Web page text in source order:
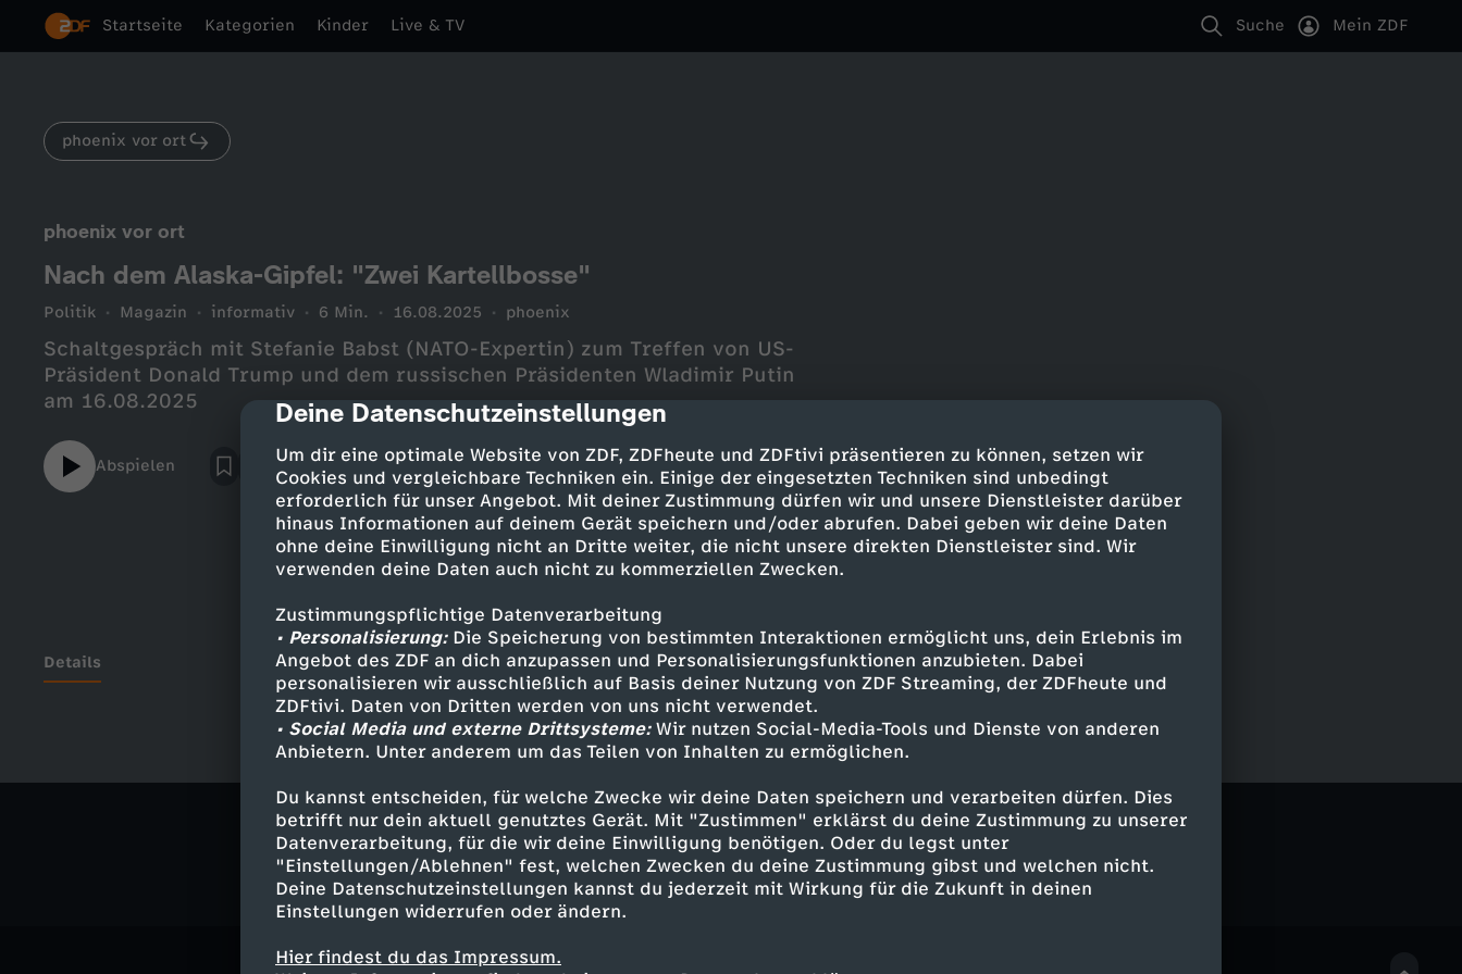
cmp-dialog-description
Deine Datenschutzeinstellungen
Um dir eine optimale Website von ZDF, ZDFheute und ZDFtivi präsentieren zu können, setzen wir
Cookies und vergleichbare Techniken ein. Einige der eingesetzten Techniken sind unbedingt
erforderlich für unser Angebot. Mit deiner Zustimmung dürfen wir und unsere Dienstleister darüber
hinaus Informationen auf deinem Gerät speichern und/oder abrufen. Dabei geben wir deine Daten
ohne deine Einwilligung nicht an Dritte weiter, die nicht unsere direkten Dienstleister sind. Wir
verwenden deine Daten auch nicht zu kommerziellen Zwecken.
Zustimmungspflichtige Datenverarbeitung
• Personalisierung:Die Speicherung von bestimmten Interaktionen ermöglicht uns, dein Erlebnis im
Angebot des ZDF an dich anzupassen und Personalisierungsfunktionen anzubieten. Dabei
personalisieren wir ausschließlich auf Basis deiner Nutzung von ZDF Streaming, der ZDFheute und
ZDFtivi. Daten von Dritten werden von uns nicht verwendet.
• Social Media und externe Drittsysteme:Wir nutzen Social-Media-Tools und Dienste von anderen
Anbietern. Unter anderem um das Teilen von Inhalten zu ermöglichen.
Du kannst entscheiden, für welche Zwecke wir deine Daten speichern und verarbeiten dürfen. Dies
betrifft nur dein aktuell genutztes Gerät. Mit "Zustimmen" erklärst du deine Zustimmung zu unserer
Datenverarbeitung, für die wir deine Einwilligung benötigen. Oder du legst unter
"Einstellungen/Ablehnen" fest, welchen Zwecken du deine Zustimmung gibst und welchen nicht.
Deine Datenschutzeinstellungen kannst du jederzeit mit Wirkung für die Zukunft in deinen
Einstellungen widerrufen oder ändern.
Hier findest du das Impressum.
Startseite Kategorien Kinder Live & TV Suche Mein ZDF
phoenix vor ort
phoenix vor ort
Nach dem Alaska-Gipfel: "Zwei Kartellbosse"
Politik Magazin informativ 6 Min. 16.08.2025 phoenix
Schaltgespräch mit Stefanie Babst (NATO-Expertin) zum Treffen von US-
Präsident Donald Trump und dem russischen Präsidenten Wladimir Putin
am 16.08.2025
Abspielen
Details
Ähnliche Inhalte entdecken
Politik Magazin informativ phoenix vor ort